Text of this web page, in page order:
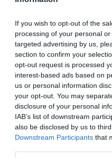
If you wish to opt-out of the
processing of your personal
targeted advertising by us,
section to confirm your
opt-out request is processed
interest-based ads based on
us or personal information
your opt-out. You may
disclosure of your personal
IAB’s list of downstream
also be disclosed by us to
Downstream Participants that
ΔΡΟΜΟΣ 89,8:
ΕΠΙΣΤΡΕΦΕΙ
ΜΕΓΑΛΥΤΕΡΗ
ΦΘΙΝΟΠΩΡΟΥ
8 Ιουλίου, 2026
ΕΙΠΕΣ – ΦΕΡΡΗΣ